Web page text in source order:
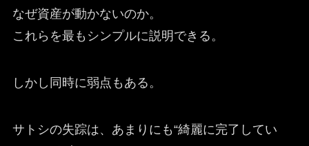
なぜ資産が動かないのか。
これらを最もシンプルに説明できる。
しかし同時に弱点もある。
サトシの失踪は、あまりにも“綺麗に完了してい